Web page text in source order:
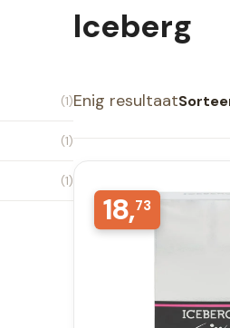
(1)
(1)
(1)
Iceberg
Enig resultaat
18,73